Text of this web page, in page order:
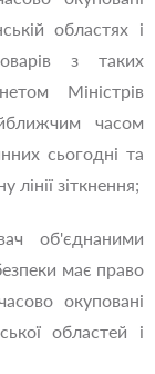
областях і
з таких
Міністрів
часом
сьогодні та
зіткнення;
об'єднаними
має право
окуповані
областей і